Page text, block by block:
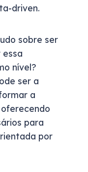
driven.
sobre ser
nível?
ser a
a
para
por